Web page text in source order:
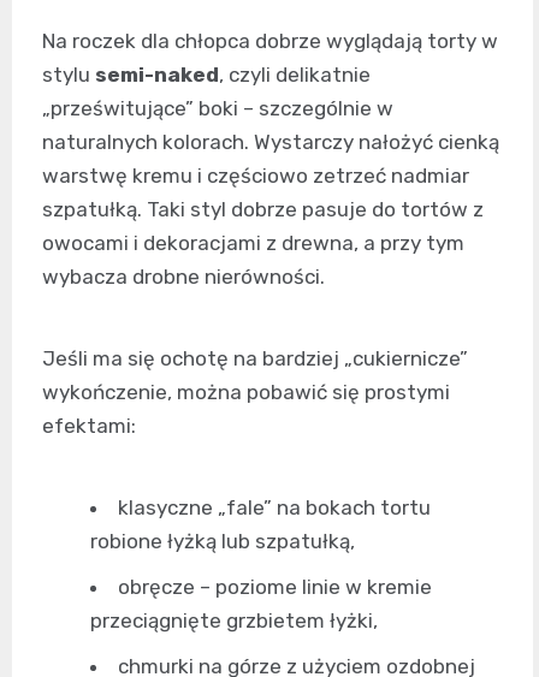
Na roczek dla chłopca dobrze wyglądają torty w
stylu semi-naked, czyli delikatnie
„prześwitujące” boki – szczególnie w
naturalnych kolorach. Wystarczy nałożyć cienką
warstwę kremu i częściowo zetrzeć nadmiar
szpatułką. Taki styl dobrze pasuje do tortów z
owocami i dekoracjami z drewna, a przy tym
wybacza drobne nierówności.
Jeśli ma się ochotę na bardziej „cukiernicze”
wykończenie, można pobawić się prostymi
efektami:
klasyczne „fale” na bokach tortu
robione łyżką lub szpatułką,
obręcze – poziome linie w kremie
przeciągnięte grzbietem łyżki,
chmurki na górze z użyciem ozdobnej